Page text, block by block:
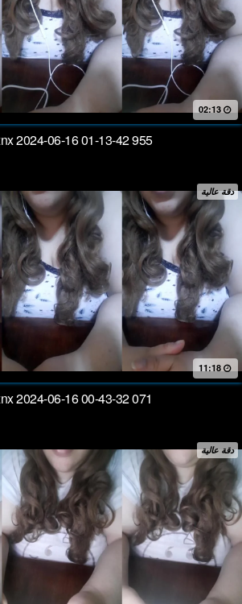
02:13
2024-06-16 01-13-42 955
دقة عالية
11:18
2024-06-16 00-43-32 071
دقة عالية